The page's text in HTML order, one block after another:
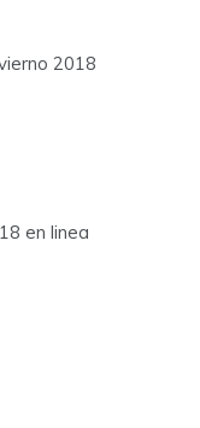
2018
en linea